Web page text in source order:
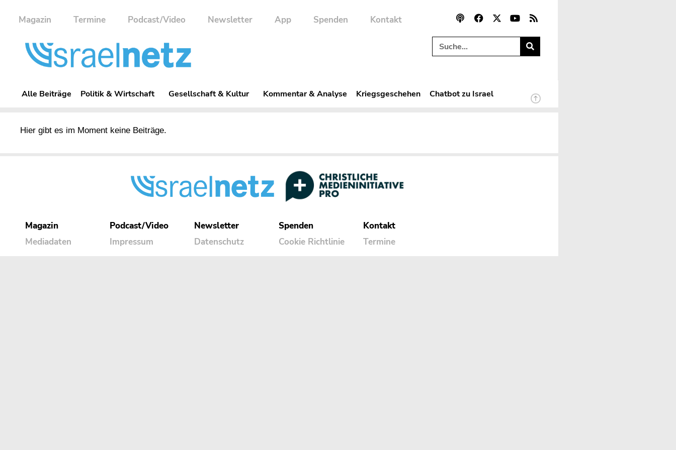
Magazin Termine Podcast/Video Newsletter App Spenden Kontakt
Alle Beiträge Politik & Wirtschaft Gesellschaft & Kultur Kommentar & Analyse Kriegsgeschehen Chatbot zu Israel
Hier gibt es im Moment keine Beiträge.
Magazin
Mediadaten
Podcast/Video
Impressum
Newsletter
Datenschutz
Spenden
Cookie Richtlinie
Kontakt
Termine